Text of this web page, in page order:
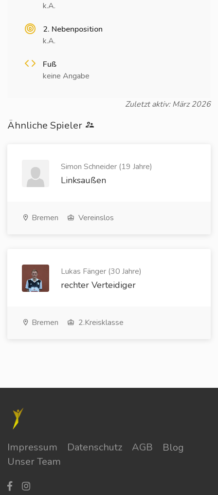
k.A.
2. Nebenposition
k.A.
Fuß
keine Angabe
Zuletzt aktiv: März 2026
Ähnliche Spieler
Simon Schneider (19 Jahre)
Linksaußen
Bremen Vereinslos
Lukas Fänger (30 Jahre)
rechter Verteidiger
Bremen 2.Kreisklasse
Impressum Datenschutz AGB
Blog
Unser Team